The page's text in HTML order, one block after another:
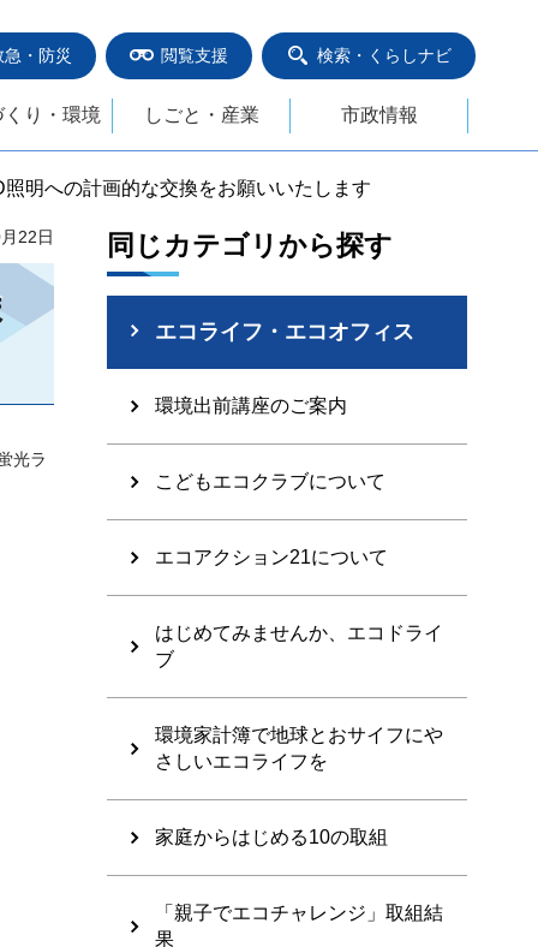
急・防災 閲覧支援 検索・くらしナビ
くり・環境 しごと・産業 市政情報
明への計画的な交換をお願いいたします
22日
光ラ
同じカテゴリから探す
エコライフ・エコオフィス
環境出前講座のご案内
こどもエコクラブについて
エコアクション21について
はじめてみませんか、エコドライ
ブ
環境家計簿で地球とおサイフにや
さしいエコライフを
家庭からはじめる10の取組
「親子でエコチャレンジ」取組結
果